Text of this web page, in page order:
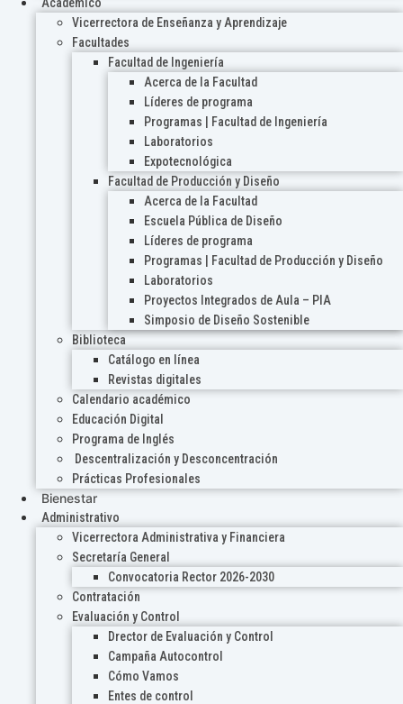
Académico
Vicerrectora de Enseñanza y Aprendizaje
Facultades
Facultad de Ingeniería
Acerca de la Facultad
Líderes de programa
Programas | Facultad de Ingeniería
Laboratorios
Expotecnológica
Facultad de Producción y Diseño
Acerca de la Facultad
Escuela Pública de Diseño
Líderes de programa
Programas | Facultad de Producción y Diseño
Laboratorios
Proyectos Integrados de Aula – PIA
Simposio de Diseño Sostenible
Biblioteca
Catálogo en línea
Revistas digitales
Calendario académico
Educación Digital
Programa de Inglés
Descentralización y Desconcentración
Prácticas Profesionales
Bienestar
Administrativo
Vicerrectora Administrativa y Financiera
Secretaría General
Convocatoria Rector 2026-2030
Contratación
Evaluación y Control
Drector de Evaluación y Control
Campaña Autocontrol
Cómo Vamos
Entes de control